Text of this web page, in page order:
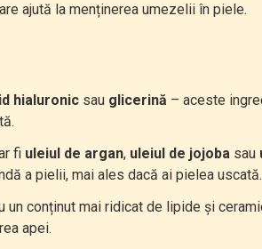
ajută la menținerea umezelii în piele.
hialuronic sau glicerină – aceste
fi uleiul de argan, uleiul de jojoba sau
a pielii, mai ales dacă ai pielea uscată.
un conținut mai ridicat de lipide și
apei.